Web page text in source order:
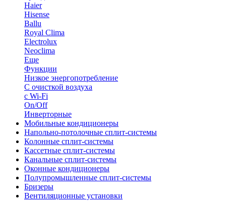
Haier
Hisense
Ballu
Royal Clima
Electrolux
Neoclima
Еще
Функции
Низкое энергопотребление
С очисткой воздуха
с Wi-Fi
On/Off
Инверторные
Мобильные кондиционеры
Напольно-потолоч​ные ​сплит-системы
Колонные ​​сплит-системы
Кассетные сплит-системы
Канальные сплит-системы
Оконные кондиционеры
Полупромышленные сплит-системы
Бризеры
Вентиляционные установки